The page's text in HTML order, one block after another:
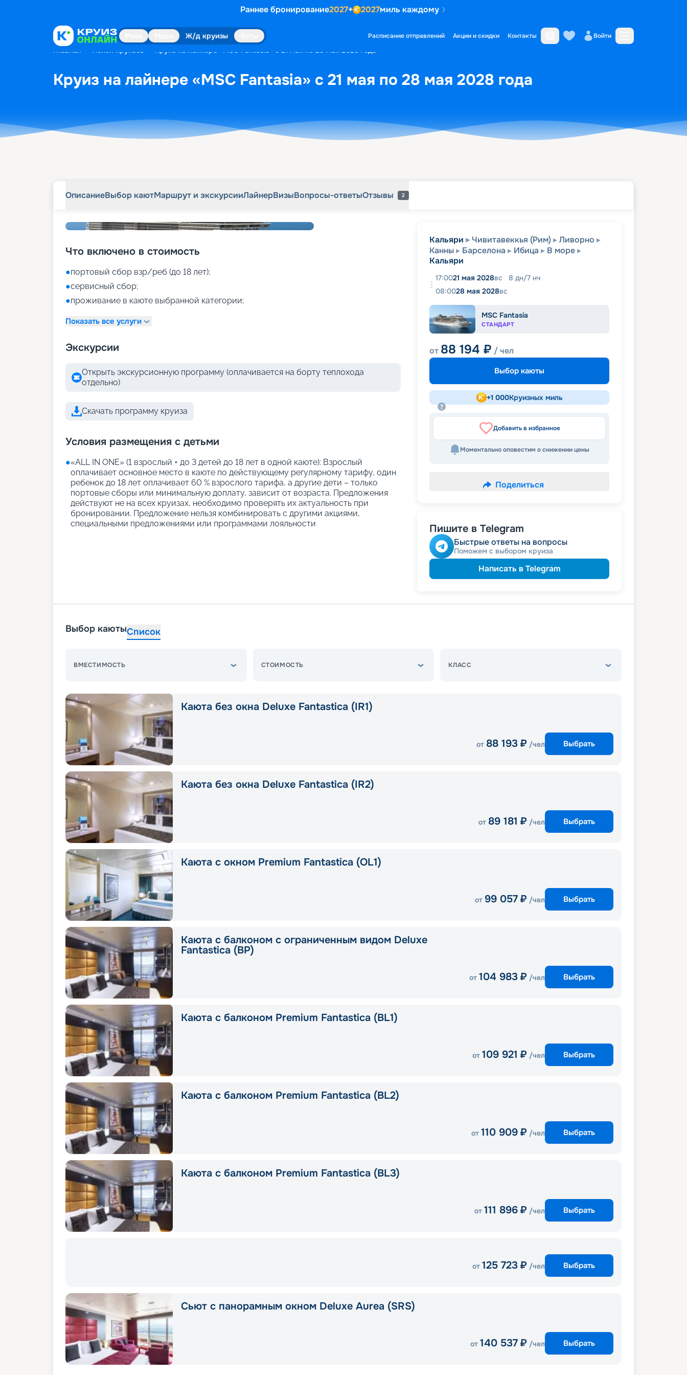
Раннее бронирование2027+ 2027миль каждому
Ж/д круизы Расписание отправлений Акции и скидки Контакты Войти
Главная Поиск круизов Круиз на лайнере «MSC Fantasia» с 21 мая по 28 мая 2028 года
Круиз на лайнере «MSC Fantasia» с 21 мая по 28 мая 2028 года
ОписаниеВыбор каютМаршрут и экскурсииЛайнерВизыВопросы-ответыОтзывы 2
Что включено в стоимость
●портовый сбор взр/реб (до 18 лет);
●сервисный сбор;
●проживание в каюте выбранной категории;
Показать все услуги
Экскурсии
Открыть экскурсионную программу (оплачивается на борту теплохода
отдельно)
Скачать программу круиза
Условия размещения с детьми
●«АLL IN ONE» (1 взрослый + до 3 детей до 18 лет в одной каюте): Взрослый
оплачивает основное место в каюте по действующему регулярному тарифу, один
ребенок до 18 лет оплачивает 60 % взрослого тарифа, а другие дети – только
портовые сборы или минимальную доплату, зависит от возраста. Предложения
действуют не на всех круизах, необходимо проверять их актуальность при
бронировании. Предложение нельзя комбинировать с другими акциями,
специальными предложениями или программами лояльности
Кальяри Чивитавеккья (Рим)
Ливорно
Канны
Барселона Ибица
В море
Кальяри
17:0021 мая 2028вс 8 дн/7 нч
08:0028 мая 2028вс
MSC Fantasia
СТАНДАРТ
от 88 194 ₽ / чел
Выбор каюты
+1 000Круизных миль
Добавить в избранное
Моментально оповестим о снижении цены
Поделиться
Пишите в Telegram
Быстрые ответы на вопросы
Поможем с выбором круиза
Написать в Telegram
Выбор каютыСписок
ВМЕСТИМОСТЬ СТОИМОСТЬ КЛАСС
Каюта без окна Deluxe Fantastica (IR1)
от 88 193 ₽ /чел Выбрать
Каюта без окна Deluxe Fantastica (IR2)
от 89 181 ₽ /чел Выбрать
Каюта с окном Premium Fantastica (OL1)
от 99 057 ₽ /чел Выбрать
Каюта с балконом с ограниченным видом Deluxe
Fantastica (BP)
от 104 983 ₽ /чел Выбрать
Каюта с балконом Premium Fantastica (BL1)
от 109 921 ₽ /чел Выбрать
Каюта с балконом Premium Fantastica (BL2)
от 110 909 ₽ /чел Выбрать
Каюта с балконом Premium Fantastica (BL3)
от 111 896 ₽ /чел Выбрать
от 125 723 ₽ /чел Выбрать
Сьют с панорамным окном Deluxe Aurea (SRS)
от 140 537 ₽ /чел Выбрать